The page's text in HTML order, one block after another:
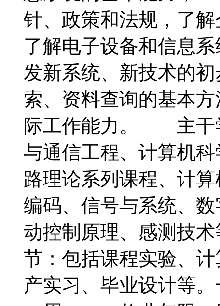
针、政策和法规，了
了解电子设备和信息
发新系统、新技术的
索、资料查询的基本
际工作能力。 主干
与通信工程、计算机
路理论系列课程、计
编码、信号与系统、
动控制原理、感测技
节：包括课程实验、
产实习、毕业设计等